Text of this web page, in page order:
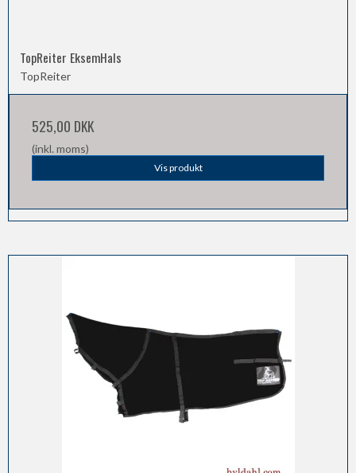
TopReiter EksemHals
TopReiter
525,00 DKK
(inkl. moms)
Vis produkt